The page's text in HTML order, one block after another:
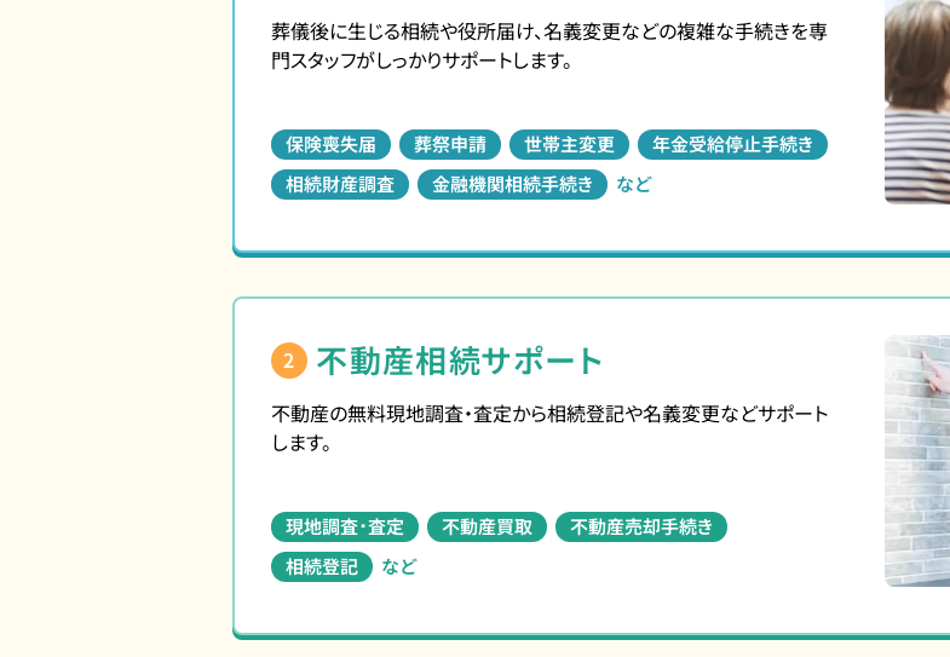
葬儀後に生じる相続や役所届け、名義変更などの複雑な手続きを専
門スタッフがしっかりサポートします。
保険喪失届 葬祭申請 世帯主変更
年金受給停止手続き
相続財産調査
金融機関相続手続き など
2 不動産相続サポート
不動産の無料現地調査・査定から相続登記や名義変更などサポート
します。
現地調査･査定 不動産買取
不動産売却手続き
相続登記
など